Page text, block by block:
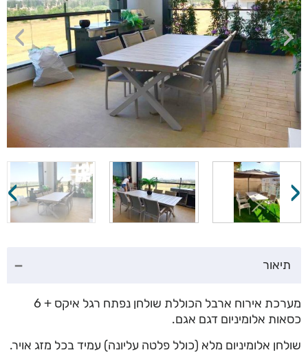
תיאור
מערכת אירוח ארבל הכוללת שולחן נפתח רגל איקס + 6
כסאות אלומיניום דגם אגם.
שולחן אלומיניום מלא (כולל פלטה עליונה) עמיד בכל מזג אויר.
› ‹
› ‹